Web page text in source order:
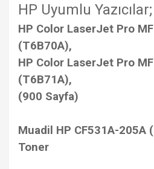
HP Uyumlu Yazıcılar;
HP Color LaserJet Pro
(T6B70A),
HP Color LaserJet Pro
(T6B71A),
(900 Sayfa)
Muadil HP CF531A-205A
Toner